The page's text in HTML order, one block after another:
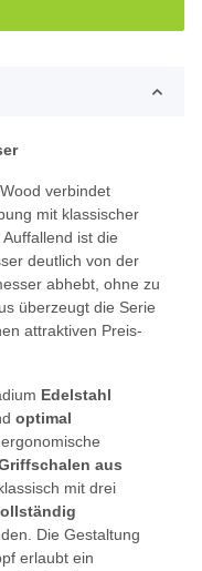
verbindet
mit klassischer
ist die
deutlich von der
abhebt, ohne zu
überzeugt die Serie
attraktiven Preis-
Edelstahl
optimal
aus
mit drei
Die Gestaltung
erlaubt ein